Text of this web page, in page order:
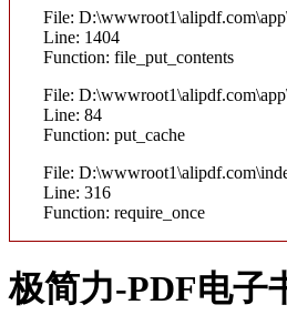
File:
Line: 1404
Function: file_put_contents
File:
Line: 84
Function: put_cache
File:
Line: 316
Function: require_once
极简力-PDF电子